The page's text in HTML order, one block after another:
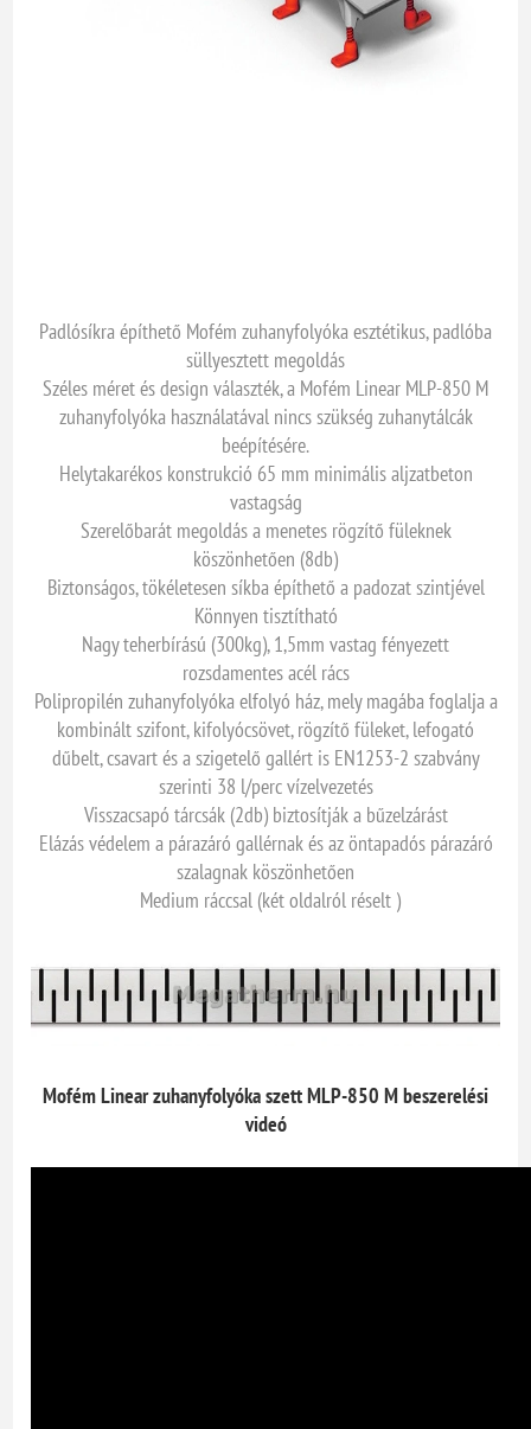
Padlósíkra építhető Mofém zuhanyfolyóka esztétikus, padlóba
süllyesztett megoldás
Széles méret és design választék, a Mofém Linear MLP-850 M
zuhanyfolyóka használatával nincs szükség zuhanytálcák
beépítésére.
Helytakarékos konstrukció 65 mm minimális aljzatbeton
vastagság
Szerelőbarát megoldás a menetes rögzítő füleknek
köszönhetően (8db)
Biztonságos, tökéletesen síkba építhető a padozat szintjével
Könnyen tisztítható
Nagy teherbírású (300kg), 1,5mm vastag fényezett
rozsdamentes acél rács
Polipropilén zuhanyfolyóka elfolyó ház, mely magába foglalja a
kombinált szifont, kifolyócsövet, rögzítő füleket, lefogató
dűbelt, csavart és a szigetelő gallért is EN1253-2 szabvány
szerinti 38 l/perc vízelvezetés
Visszacsapó tárcsák (2db) biztosítják a bűzelzárást
Elázás védelem a párazáró gallérnak és az öntapadós párazáró
szalagnak köszönhetően
Medium ráccsal (két oldalról réselt )
Mofém Linear zuhanyfolyóka szett MLP-850 Mbeszerelési
videó